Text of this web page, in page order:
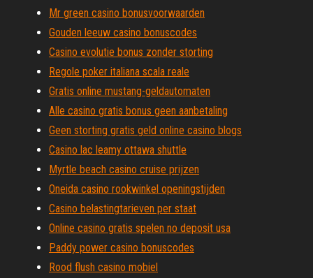
Mr green casino bonusvoorwaarden
Gouden leeuw casino bonuscodes
Casino evolutie bonus zonder storting
Regole poker italiana scala reale
Gratis online mustang-geldautomaten
Alle casino gratis bonus geen aanbetaling
Geen storting gratis geld online casino blogs
Casino lac leamy ottawa shuttle
Myrtle beach casino cruise prijzen
Oneida casino rookwinkel openingstijden
Casino belastingtarieven per staat
Online casino gratis spelen no deposit usa
Paddy power casino bonuscodes
Rood flush casino mobiel